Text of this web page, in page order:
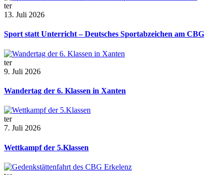
ter
13. Juli 2026
Sport statt Unterricht – Deutsches Sportabzeichen am CBG
ter
9. Juli 2026
Wandertag der 6. Klassen in Xanten
ter
7. Juli 2026
Wettkampf der 5.Klassen